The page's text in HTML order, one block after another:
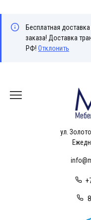
Бесплатная
заказа! Доставка
РФ! Отклонить
содержанию
ул.